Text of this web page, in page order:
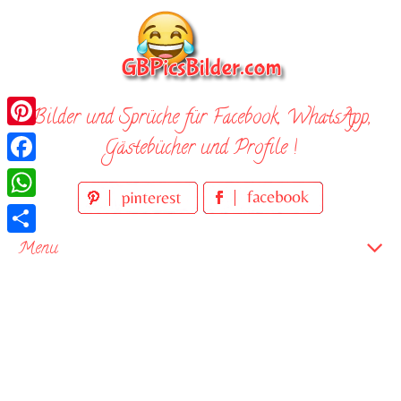
Bilder und Sprüche für Facebook, WhatsApp,
Gästebücher und Profile !
Menu
Pinterest
Facebook
WhatsApp
Teilen